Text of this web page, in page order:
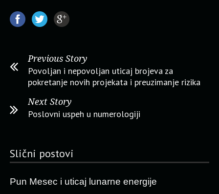
Previous Story
Povoljan i nepovoljan uticaj brojeva za
pokretanje novih projekata i preuzimanje rizika
Next Story
Poslovni uspeh u numerologiji
Slični postovi
Pun Mesec i uticaj lunarne energije